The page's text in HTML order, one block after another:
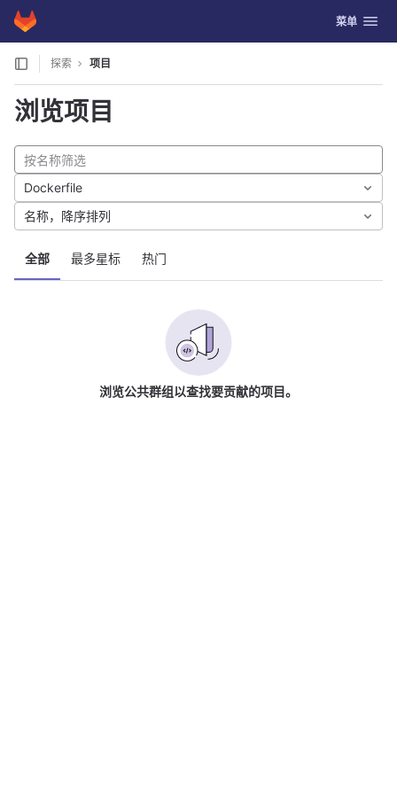
Skip to content
GitLab 切换导航
菜单
探索 项目
浏览项目
全部 最多星标 热门
Dockerfile
名称，降序排列
浏览公共群组以查找要贡献的项目。